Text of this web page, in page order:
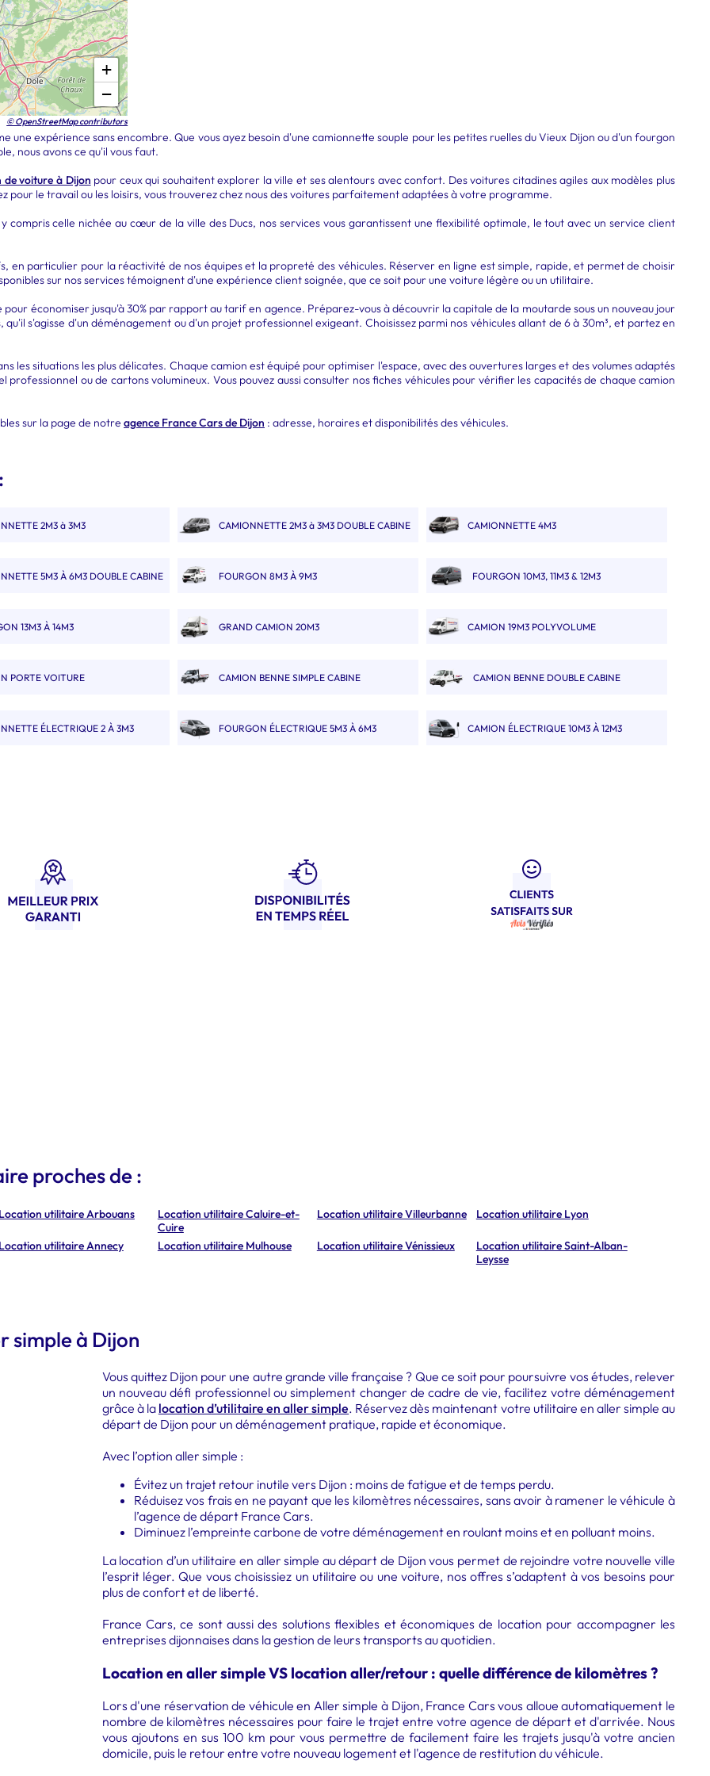
+
−
© OpenStreetMap contributors
une expérience sans encombre. Que vous ayez besoin d'une camionnette souple pour les petites ruelles du Vieux Dijon ou d'un fourgon
nous avons ce qu'il vous faut.
de voiture à Dijon pour ceux qui souhaitent explorer la ville et ses alentours avec confort. Des voitures citadines agiles aux modèles plus
pour le travail ou les loisirs, vous trouverez chez nous des voitures parfaitement adaptées à votre programme.
celle nichée au cœur de la ville des Ducs, nos services vous garantissent une flexibilité optimale, le tout avec un service client
en particulier pour la réactivité de nos équipes et la propreté des véhicules. Réserver en ligne est simple, rapide, et permet de choisir
sur nos services témoignent d'une expérience client soignée, que ce soit pour une voiture légère ou un utilitaire.
économiser jusqu'à 30% par rapport au tarif en agence. Préparez-vous à découvrir la capitale de la moutarde sous un nouveau jour
s'agisse d'un déménagement ou d'un projet professionnel exigeant. Choisissez parmi nos véhicules allant de 6 à 30m³, et partez en
les situations les plus délicates. Chaque camion est équipé pour optimiser l'espace, avec des ouvertures larges et des volumes adaptés
ou de cartons volumineux. Vous pouvez aussi consulter nos fiches véhicules pour vérifier les capacités de chaque camion
sur la page de notre agence France Cars de Dijon : adresse, horaires et disponibilités des véhicules.
2M3 à 3M3 CAMIONNETTE 2M3 à 3M3 DOUBLE CABINE CAMIONNETTE 4M3
5M3 À 6M3 DOUBLE CABINE FOURGON 8M3 À 9M3 FOURGON 10M3, 11M3 & 12M3
13M3 À 14M3 GRAND CAMION 20M3 CAMION 19M3 POLYVOLUME
PORTE VOITURE CAMION BENNE SIMPLE CABINE CAMION BENNE DOUBLE CABINE
ÉLECTRIQUE 2 À 3M3 FOURGON ÉLECTRIQUE 5M3 À 6M3 CAMION ÉLECTRIQUE 10M3 À 12M3
proches de :
utilitaire Arbouans
Location utilitaire Caluire-et-
Cuire
Location utilitaire Villeurbanne Location utilitaire Lyon
utilitaire Annecy Location utilitaire Mulhouse Location utilitaire Vénissieux
Location utilitaire Saint-Alban-
Leysse
simple à Dijon
Vous quittez Dijon pour une autre grande ville française ? Que ce soit pour poursuivre vos études, relever
un nouveau défi professionnel ou simplement changer de cadre de vie, facilitez votre déménagement
grâce à la location d’utilitaire en aller simple. Réservez dès maintenant votre utilitaire en aller simple au
départ de Dijon pour un déménagement pratique, rapide et économique.
Avec l’option aller simple :
Évitez un trajet retour inutile vers Dijon : moins de fatigue et de temps perdu.
Réduisez vos frais en ne payant que les kilomètres nécessaires, sans avoir à ramener le véhicule à
l’agence de départ France Cars.
Diminuez l’empreinte carbone de votre déménagement en roulant moins et en polluant moins.
La location d’un utilitaire en aller simple au départ de Dijon vous permet de rejoindre votre nouvelle ville
l’esprit léger. Que vous choisissiez un utilitaire ou une voiture, nos offres s’adaptent à vos besoins pour
plus de confort et de liberté.
France Cars, ce sont aussi des solutions flexibles et économiques de location pour accompagner les
entreprises dijonnaises dans la gestion de leurs transports au quotidien.
Location en aller simple VS location aller/retour : quelle différence de kilomètres ?
Lors d'une réservation de véhicule en Aller simple à Dijon, France Cars vous alloue automatiquement le
nombre de kilomètres nécessaires pour faire le trajet entre votre agence de départ et d'arrivée. Nous
vous ajoutons en sus 100 km pour vous permettre de facilement faire les trajets jusqu'à votre ancien
domicile, puis le retour entre votre nouveau logement et l'agence de restitution du véhicule.